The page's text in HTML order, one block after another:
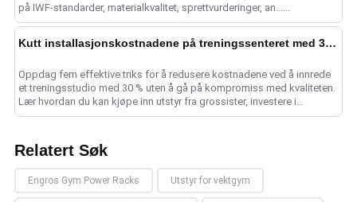
på IWF-standarder, materialkvalitet, sprettvurderinger, an......
Kutt installasjonskostnadene på treningssenteret med 30 % med 5 utstyrshacks
Oppdag fem effektive triks for å redusere kostnadene ved å innrede
et treningsstudio med 30 % uten å gå på kompromiss med kvaliteten.
Lær hvordan du kan kjøpe inn utstyr fra grossister, investere i
multifunksjonelle ge......
Relatert Søk
Engros Gym Power Racks Utstyr for vektgym